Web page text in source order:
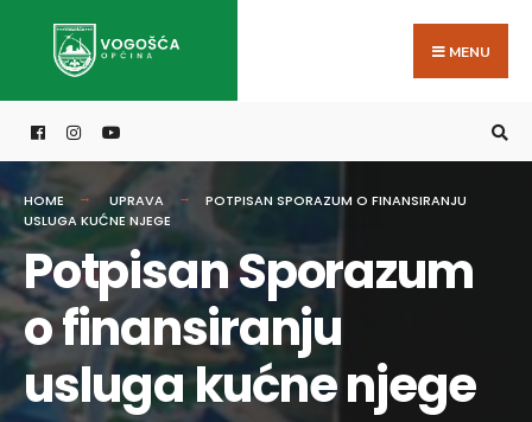
MENU
HOME UPRAVA
POTPISAN SPORAZUM O FINANSIRANJU
USLUGA KUĆNE NJEGE
Potpisan Sporazum
o finansiranju
usluga kućne njege
for: